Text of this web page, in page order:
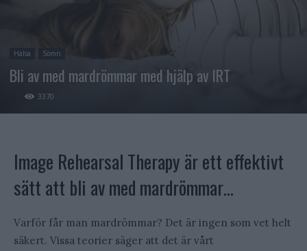
Hälsa Sömn
Bli av med mardrömmar med hjälp av IRT
3370
Image Rehearsal Therapy är ett effektivt
sätt att bli av med mardrömmar…
Varför får man mardrömmar? Det är ingen som vet helt
säkert. Vissa teorier säger att det är vårt